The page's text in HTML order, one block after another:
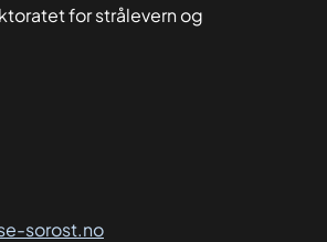
for strålevern og
sorost.no